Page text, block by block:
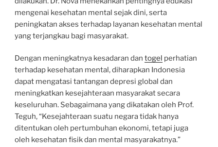
mengenai kesehatan mental sejak dini, serta
peningkatan akses terhadap layanan kesehatan mental
yang terjangkau bagi masyarakat.
Dengan meningkatnya kesadaran dan togel perhatian
terhadap kesehatan mental, diharapkan Indonesia
dapat mengatasi tantangan depresi global dan
meningkatkan kesejahteraan masyarakat secara
keseluruhan. Sebagaimana yang dikatakan oleh Prof.
Teguh, “Kesejahteraan suatu negara tidak hanya
ditentukan oleh pertumbuhan ekonomi, tetapi juga
oleh kesehatan fisik dan mental masyarakatnya.”